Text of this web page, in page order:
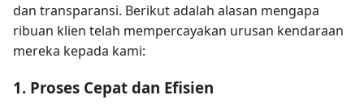
dan transparansi. Berikut adalah alasan mengapa
ribuan klien telah mempercayakan urusan kendaraan
mereka kepada kami:
1. Proses Cepat dan Efisien